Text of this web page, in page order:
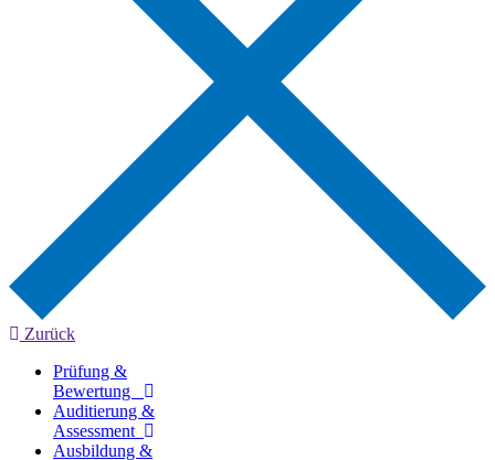
Zurück
Prüfung &
Bewertung
Auditierung &
Assessment
Ausbildung &